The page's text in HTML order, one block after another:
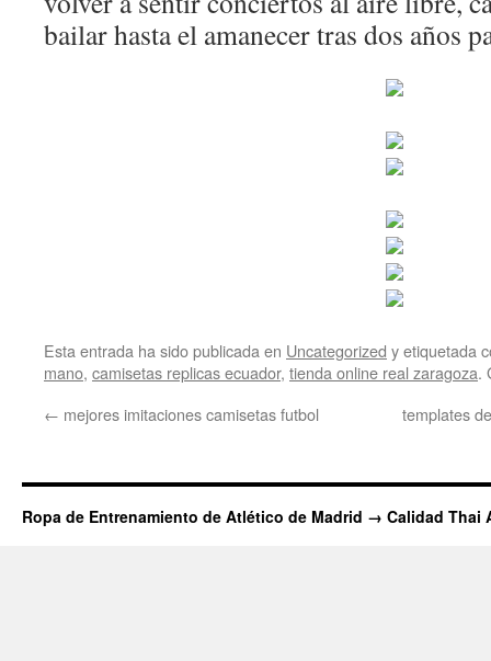
bailar hasta el amanecer tras dos años
Esta entrada ha sido publicada en Uncategorized y etiquetada
mano, camisetas replicas ecuador, tienda online real zaragoza.
← mejores imitaciones camisetas futbol templates
Ropa de Entrenamiento de Atlético de Madrid → Calidad Thai